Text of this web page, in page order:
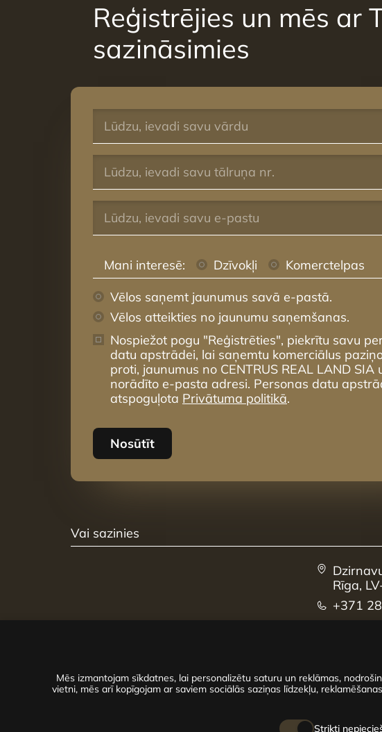
Mēs izmantojam sīkdatnes, lai personalizētu saturu un reklāmas,
vietni, mēs arī kopīgojam ar saviem sociālās saziņas līdzekļu,
Strikti
Reģistrējies un mēs ar
sazināsimies
Mani interesē: Dzīvokļi
Komerctelpas
Vēlos saņemt jaunumus savā e-pastā.
Vēlos atteikties no jaunumu saņemšanas.
Nospiežot pogu "Reģistrēties", piekrītu savu
datu apstrādei, lai saņemtu komerciālus
proti, jaunumus no CENTRUS REAL LAND SIA
norādīto e-pasta adresi. Personas datu
atspoguļota Privātuma politikā.
Nosūtīt
Vai sazinies
Rīga,
+371